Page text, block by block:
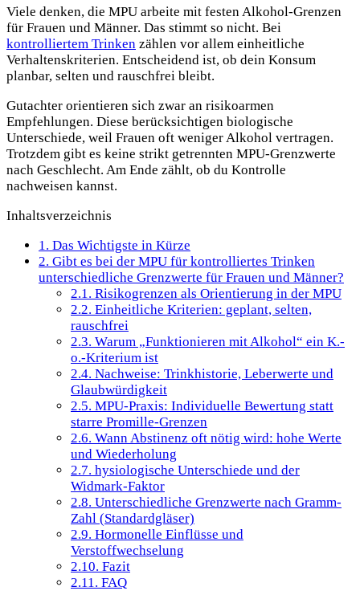
Viele denken, die MPU arbeite mit festen Alkohol-Grenzen
für Frauen und Männer. Das stimmt so nicht. Bei
kontrolliertem Trinken zählen vor allem einheitliche
Verhaltenskriterien. Entscheidend ist, ob dein Konsum
planbar, selten und rauschfrei bleibt.
Gutachter orientieren sich zwar an risikoarmen
Empfehlungen. Diese berücksichtigen biologische
Unterschiede, weil Frauen oft weniger Alkohol vertragen.
Trotzdem gibt es keine strikt getrennten MPU-Grenzwerte
nach Geschlecht. Am Ende zählt, ob du Kontrolle
nachweisen kannst.
Inhaltsverzeichnis
1. Das Wichtigste in Kürze
2. Gibt es bei der MPU für kontrolliertes Trinken
unterschiedliche Grenzwerte für Frauen und Männer?
2.1. Risikogrenzen als Orientierung in der MPU
2.2. Einheitliche Kriterien: geplant, selten,
rauschfrei
2.3. Warum „Funktionieren mit Alkohol“ ein K.-
o.-Kriterium ist
2.4. Nachweise: Trinkhistorie, Leberwerte und
Glaubwürdigkeit
2.5. MPU-Praxis: Individuelle Bewertung statt
starre Promille-Grenzen
2.6. Wann Abstinenz oft nötig wird: hohe Werte
und Wiederholung
2.7. hysiologische Unterschiede und der
Widmark-Faktor
2.8. Unterschiedliche Grenzwerte nach Gramm-
Zahl (Standardgläser)
2.9. Hormonelle Einflüsse und
Verstoffwechselung
2.10. Fazit
2.11. FAQ